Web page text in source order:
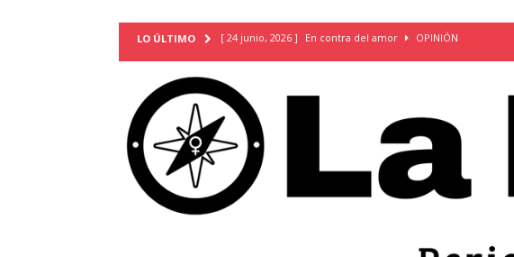
LO ÚLTIMO [ 24 junio, 2026 ] En contra del amor OPINIÓN
TERRITORIO
[ 21 febrero, 2026 ] Cuando la prevención de embarazos
INVESTIGACIONES
[ 31 julio, 2026 ] Estudiantes conmemoran el 51
Piden mantener la libertad provisional de